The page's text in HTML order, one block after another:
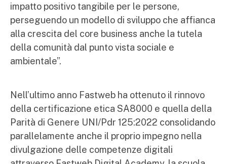
impatto positivo tangibile per le persone,
perseguendo un modello di sviluppo che affianca
alla crescita del core business anche la tutela
della comunità dal punto vista sociale e
ambientale”.
Nell’ultimo anno Fastweb ha ottenuto il rinnovo
della certificazione etica SA8000 e quella della
Parità di Genere UNI/Pdr 125:2022 consolidando
parallelamente anche il proprio impegno nella
divulgazione delle competenze digitali